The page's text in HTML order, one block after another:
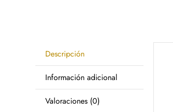
Descripción
Información adicional
Valoraciones (0)